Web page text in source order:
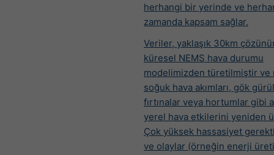
herhangi bir yerinde ve
zamanda kapsam sağlar.
Veriler, yaklaşık 30km
küresel NEMS hava durumu
modelimizden türetilmiştir ve
soğuk hava akımları, gök
fırtınalar veya hortumlar gibi
yerel hava etkilerini yeniden
Çok yüksek hassasiyet
ve olaylar (örneğin enerji